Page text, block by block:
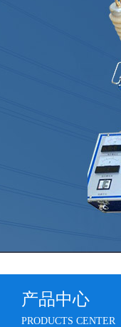
产品中心
PRODUCTS CENTER